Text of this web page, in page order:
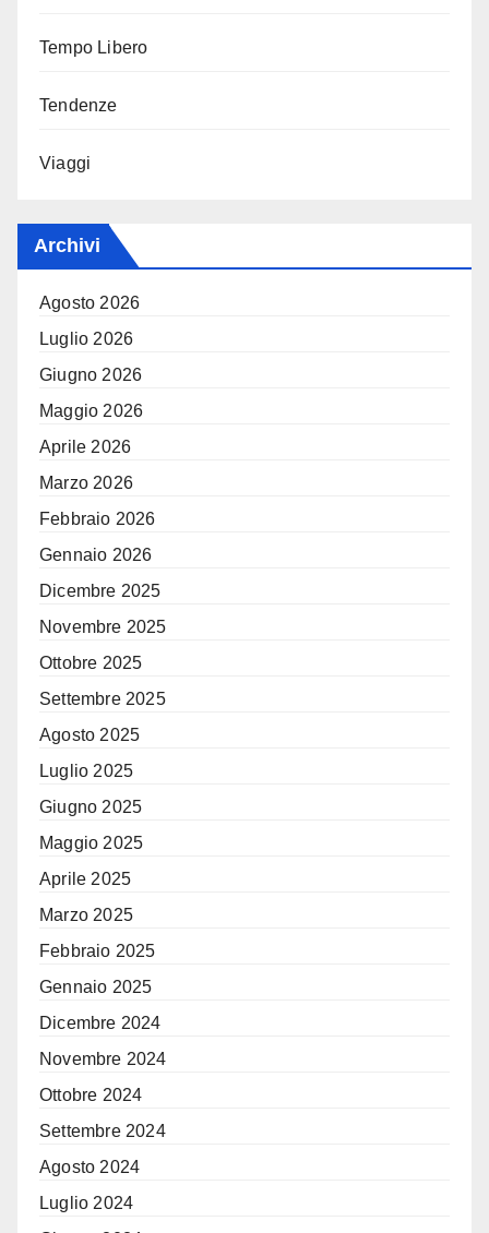
Tempo Libero
Tendenze
Viaggi
Archivi
Agosto 2026
Luglio 2026
Giugno 2026
Maggio 2026
Aprile 2026
Marzo 2026
Febbraio 2026
Gennaio 2026
Dicembre 2025
Novembre 2025
Ottobre 2025
Settembre 2025
Agosto 2025
Luglio 2025
Giugno 2025
Maggio 2025
Aprile 2025
Marzo 2025
Febbraio 2025
Gennaio 2025
Dicembre 2024
Novembre 2024
Ottobre 2024
Settembre 2024
Agosto 2024
Luglio 2024